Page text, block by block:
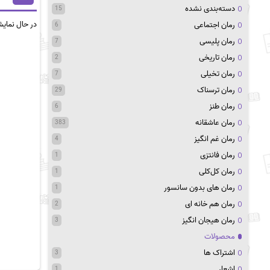
در حال
دسته‌بندی نشده
15
رمان اجتماعی 6
رمان پلیسی 7
رمان تاریخی 2
رمان تخیلی 7
رمان ترسناک 29
رمان طنز 6
رمان عاشقانه 383
رمان غم انگیز 4
رمان فانتزی 1
رمان کل‌کلی 1
رمان های بدون سانسور 1
رمان هم خانه ای 2
رمان هیجان انگیز 3
محصولات
اشتراک ها
3